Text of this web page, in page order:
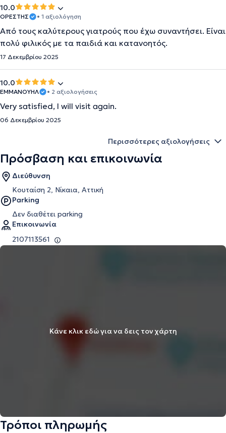
10.0
ΟΡΕΣΤΗΣ • 1 αξιολόγηση
Από τους καλύτερους γιατρούς που έχω συναντήσει. Είναι
πολύ φιλικός με τα παιδιά και κατανοητός.
17 Δεκεμβρίου 2025
10.0
ΕΜΜΑΝΟΥΗΛ • 2 αξιολογήσεις
Very satisfied, I will visit again.
06 Δεκεμβρίου 2025
Περισσότερες αξιολογήσεις
Πρόσβαση και επικοινωνία
Διεύθυνση
Κουταίση 2, Νίκαια, Αττική
Parking
Δεν διαθέτει parking
Επικοινωνία
2107113561
Κάνε κλικ εδώ για να δεις τον χάρτη
Τρόποι πληρωμής